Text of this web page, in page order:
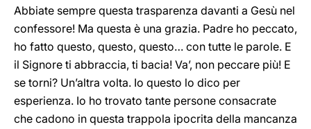
Abbiate sempre questa trasparenza davanti a Gesù nel
confessore! Ma questa è una grazia. Padre ho peccato,
ho fatto questo, questo, questo… con tutte le parole. E
il Signore ti abbraccia, ti bacia! Va’, non peccare più! E
se torni? Un’altra volta. Io questo lo dico per
esperienza. Io ho trovato tante persone consacrate
che cadono in questa trappola ipocrita della mancanza